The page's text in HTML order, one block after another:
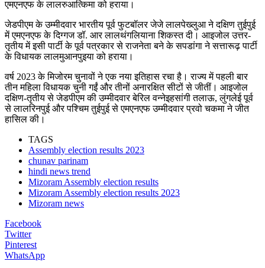
एमएनएफ के लालरुआत्किमा को हराया।
जेडपीएम के उम्मीदवार भारतीय पूर्व फुटबॉलर जेजे लालपेख्लुआ ने दक्षिण तुईपुई
में एमएनएफ के दिग्गज डॉ. आर लालथंगलियाना शिकस्त दी। आइजोल उत्तर-
तृतीय में इसी पार्टी के पूर्व पत्रकार से राजनेता बने के सपडांगा ने सत्तारूढ़ पार्टी
के विधायक लालमुआनपुइया को हराया।
वर्ष 2023 के मिजोरम चुनावों ने एक नया इतिहास रचा है। राज्य में पहली बार
तीन महिला विधायक चुनी गईं और तीनों अनारक्षित सीटों से जीतीं। आइजोल
दक्षिण-तृतीय से जेडपीएम की उम्मीदवार बेरिल वन्नेइहसांगी तलाऊ, लुंगलेई पूर्व
से लालरिनपुई और पश्चिम तुईपुई से एमएनएफ उम्मीदवार प्रवो चकमा ने जीत
हासिल की।
TAGS
Assembly election results 2023
chunav parinam
hindi news trend
Mizoram Assembly election results
Mizoram Assembly election results 2023
Mizoram news
Facebook
Twitter
Pinterest
WhatsApp